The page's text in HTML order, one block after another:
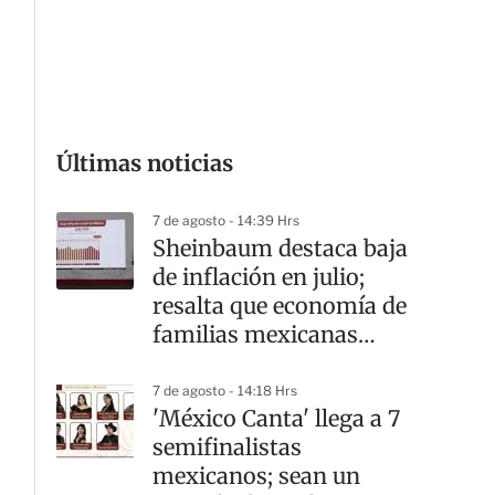
Últimas noticias
7 de agosto - 14:39 Hrs
Sheinbaum destaca baja
de inflación en julio;
resalta que economía de
familias mexicanas
7 de agosto - 14:18 Hrs
'México Canta' llega a 7
semifinalistas
mexicanos; sean un